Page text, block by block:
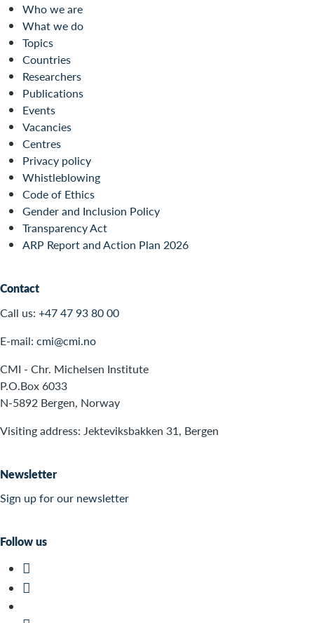
Who we are
What we do
Topics
Countries
Researchers
Publications
Events
Vacancies
Centres
Privacy policy
Whistleblowing
Code of Ethics
Gender and Inclusion Policy
Transparency Act
ARP Report and Action Plan 2026
Contact
Call us: +47 47 93 80 00
E-mail: cmi@cmi.no
CMI - Chr. Michelsen Institute
P.O.Box 6033
N-5892 Bergen, Norway
Visiting address: Jekteviksbakken 31, Bergen
Newsletter
Sign up for our newsletter
Follow us